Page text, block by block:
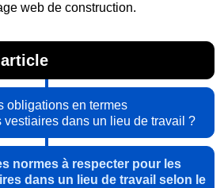
web de construction.
obligations en termes
vestiaires dans un lieu de travail ?
normes à respecter pour les
dans un lieu de travail selon le